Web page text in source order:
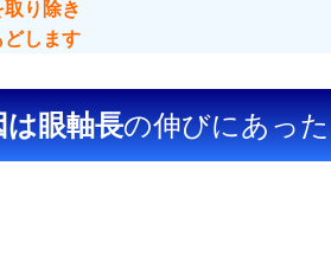
り除き
どします
は眼軸長の伸びにあった